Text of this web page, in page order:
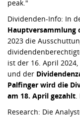
peak."
Dividenden-Info: In
Hauptversammlung
2023 die
ist der 16. April
und der
Palfinger wird die
am 18. April gezahlt.
Research: Die